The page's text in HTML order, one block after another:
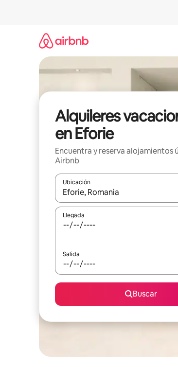
Alquileres
en Eforie
Encuentra y reserva alojamientos
Airbnb
Ubicación
Cuando los resultados estén
Llegada
Salida
Buscar